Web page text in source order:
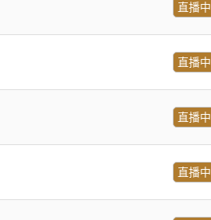
直播中
直播中
直播中
直播中